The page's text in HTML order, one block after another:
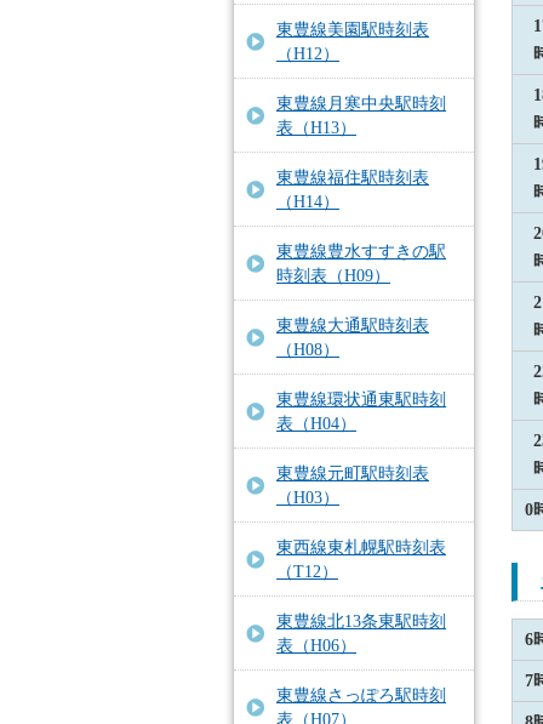
東豊線美園駅時刻表
（H12）
東豊線月寒中央駅時刻
表（H13）
東豊線福住駅時刻表
（H14）
東豊線豊水すすきの駅
時刻表（H09）
東豊線大通駅時刻表
（H08）
東豊線環状通東駅時刻
表（H04）
東豊線元町駅時刻表
（H03）
東西線東札幌駅時刻表
（T12）
東豊線北13条東駅時刻
表（H06）
東豊線さっぽろ駅時刻
表（H07）
0
6
7